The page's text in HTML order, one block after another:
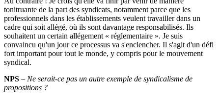
tonitruante de la part des syndicats, notamment parce que les
professionnels dans les établissements veulent travailler dans un
cadre qui soit allégé, où ils sont davantage responsabilisés. Ils
souhaitent un certain allégement « réglementaire ». Je suis
convaincu qu'un jour ce processus va s'enclencher. Il s'agit d'un défi
fort important pour tout le monde, y compris pour le mouvement
syndical.
NPS – Ne serait-ce pas un autre exemple de syndicalisme de
propositions ?